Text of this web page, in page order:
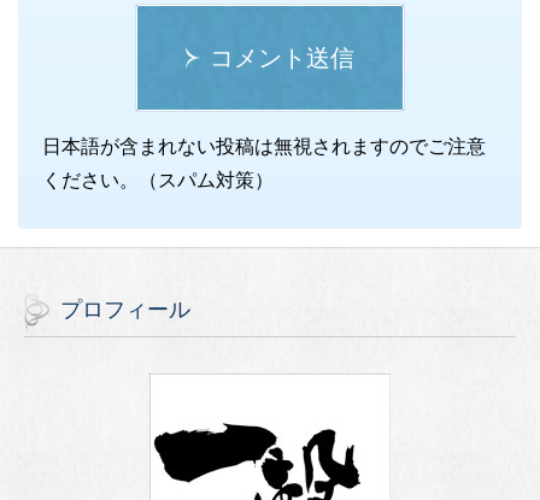
コメント送信
日本語が含まれない投稿は無視されますのでご注意
ください。（スパム対策）
プロフィール